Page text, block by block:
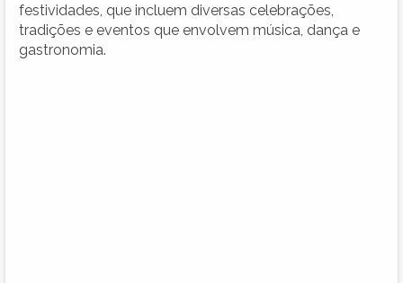
festividades, que incluem diversas celebrações,
tradições e eventos que envolvem música, dança e
gastronomia.